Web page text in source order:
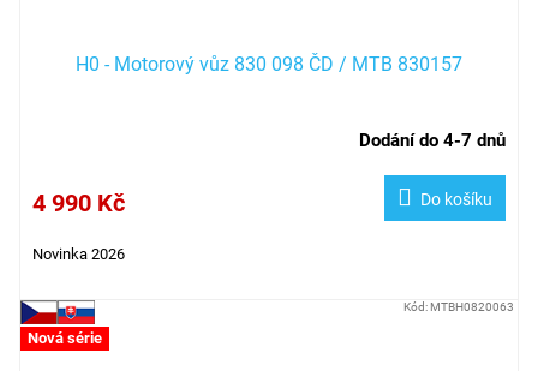
H0 - Motorový vůz 830 098 ČD / MTB 830157
Dodání do 4-7 dnů
4 990 Kč Do košíku
Novinka 2026
Nová série
Kód:MTBH0820063